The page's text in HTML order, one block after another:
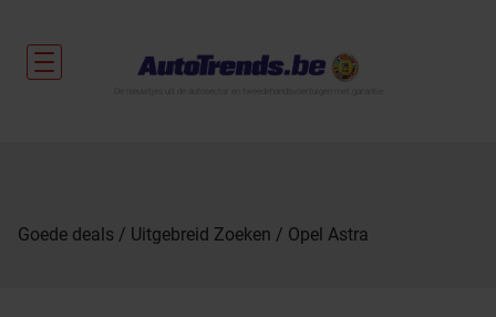
Goede deals Uitgebreid Zoeken Opel Astra